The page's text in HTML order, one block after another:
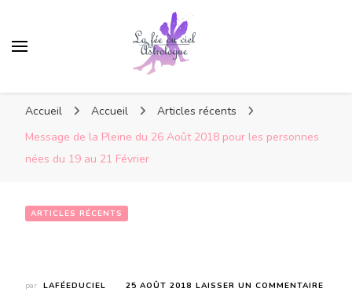
Accueil Accueil
Articles récents
Message de la Pleine du 26 Août 2018 pour les personnes
nées du 19 au 21 Février
ARTICLES RÉCENTS
par LAFÉEDUCIEL 25 AOÛT 2018 LAISSER UN COMMENTAIRE